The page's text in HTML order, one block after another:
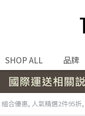
SHOP ALL 品牌
組合優惠, 人氣精選2件95折,